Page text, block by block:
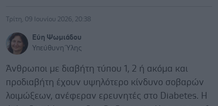
Τρίτη, 09 Ιουνίου 2026, 20:38
Εύη Ψωμιάδου
Υπεύθυνη Ύλης
Άνθρωποι με διαβήτη τύπου 1, 2 ή ακόμα και
προδιαβήτη έχουν υψηλότερο κίνδυνο σοβαρών
λοιμώξεων, ανέφεραν ερευνητές στο Diabetes. Η